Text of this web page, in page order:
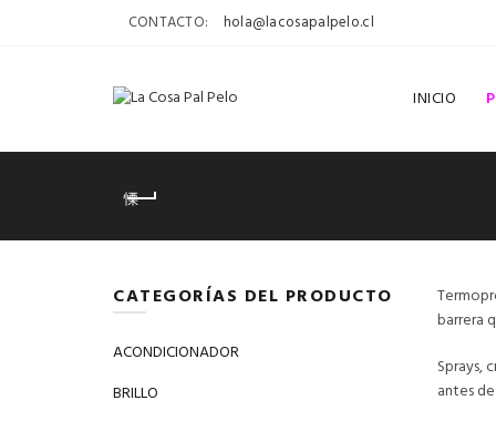
CONTACTO: hola@lacosapalpelo.cl
INICIO
barrera
Sprays,
antes
CATEGORÍAS DEL PRODUCTO
ACONDICIONADOR
BRILLO